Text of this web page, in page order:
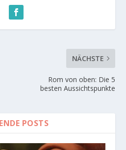
NÄCHSTE
Rom von oben: Die 5
besten Aussichtspunkte
POSTS